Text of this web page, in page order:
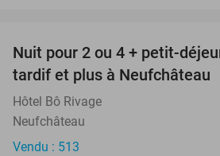
Nuit pour 2 ou 4 + petit-
tardif et plus à Neufchâteau
Hôtel Bô Rivage
Neufchâteau
Vendu : 513